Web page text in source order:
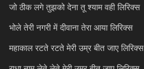
जो ठीक लगे तुझको देना तू श्याम वही लिरिक्स
भोले तेरी नगरी में दीवाना तेरा आया लिरिक्स
महाकाल रटते रटते मेरी उम्र बीत जाए लिरिक्स